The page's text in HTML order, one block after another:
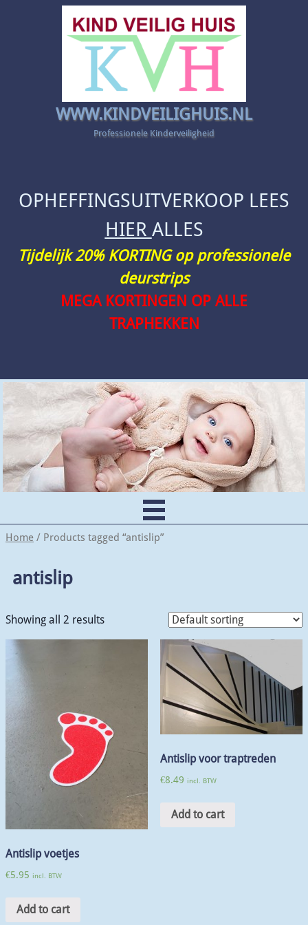
Home / Products tagged “antislip”
antislip
Showing all 2 results
Antislip voetjes
€5.95 incl. BTW
Add to cart
Antislip voor traptreden
€8.49 incl. BTW
Add to cart
WWW.KINDVEILIGHUIS.NL
Professionele Kinderveiligheid
OPHEFFINGSUITVERKOOP LEES
HIER ALLES
Tijdelijk 20% KORTING op professionele
deurstrips
MEGA KORTINGEN OP ALLE
TRAPHEKKEN